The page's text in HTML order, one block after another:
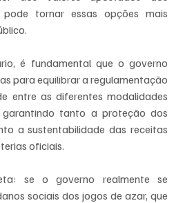
tornar essas opções mais
é fundamental que o governo
para equilibrar a regulamentação
entre as diferentes modalidades
tanto a proteção dos
a sustentabilidade das receitas
oficiais.
se o governo realmente se